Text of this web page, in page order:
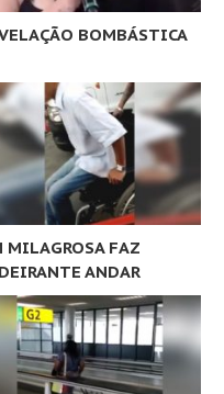
BOMBÁSTICA
MILAGROSA FAZ
ANDAR